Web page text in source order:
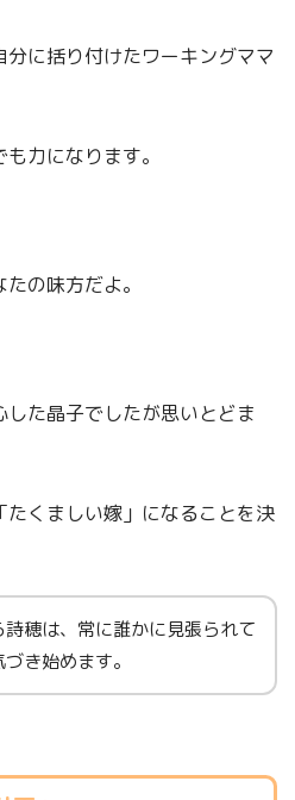
に括り付けたワーキングママ
力になります。
の味方だよ。
た晶子でしたが思いとどま
くましい嫁」になることを決
詩穂は、常に誰かに見張られて
き始めます。